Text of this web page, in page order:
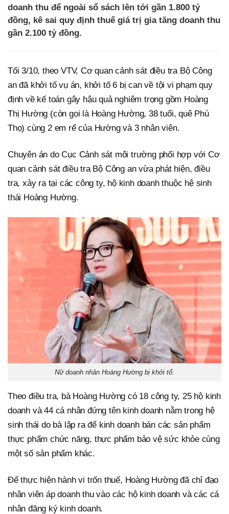
doanh thu để ngoài sổ sách lên tới gần 1.800 tỷ
đồng, kê sai quy định thuế giá trị gia tăng doanh thu
gần 2.100 tỷ đồng.
Tối 3/10, theo VTV, Cơ quan cảnh sát điều tra Bộ Công
an đã khởi tố vụ án, khởi tố 6 bị can về tội vi phạm quy
định về kế toán gây hậu quả nghiêm trọng gồm Hoàng
Thị Hường (còn gọi là Hoàng Hường, 38 tuổi, quê Phú
Thọ) cùng 2 em rể của Hường và 3 nhân viên.
Chuyên án do Cục Cảnh sát môi trường phối hợp với Cơ
quan cảnh sát điều tra Bộ Công an vừa phát hiện, điều
tra, xảy ra tại các công ty, hộ kinh doanh thuộc hệ sinh
thái Hoàng Hường.
Nữ doanh nhân Hoàng Hường bị khởi tố.
Theo điều tra, bà Hoàng Hường có 18 công ty, 25 hộ kinh
doanh và 44 cá nhân đứng tên kinh doanh nằm trong hệ
sinh thái do bà lập ra để kinh doanh bán các sản phẩm
thực phẩm chức năng, thực phẩm bảo vệ sức khỏe cùng
một số sản phẩm khác.
Để thực hiện hành vi trốn thuế, Hoàng Hường đã chỉ đạo
nhân viên áp doanh thu vào các hộ kinh doanh và các cá
nhân đăng ký kinh doanh.